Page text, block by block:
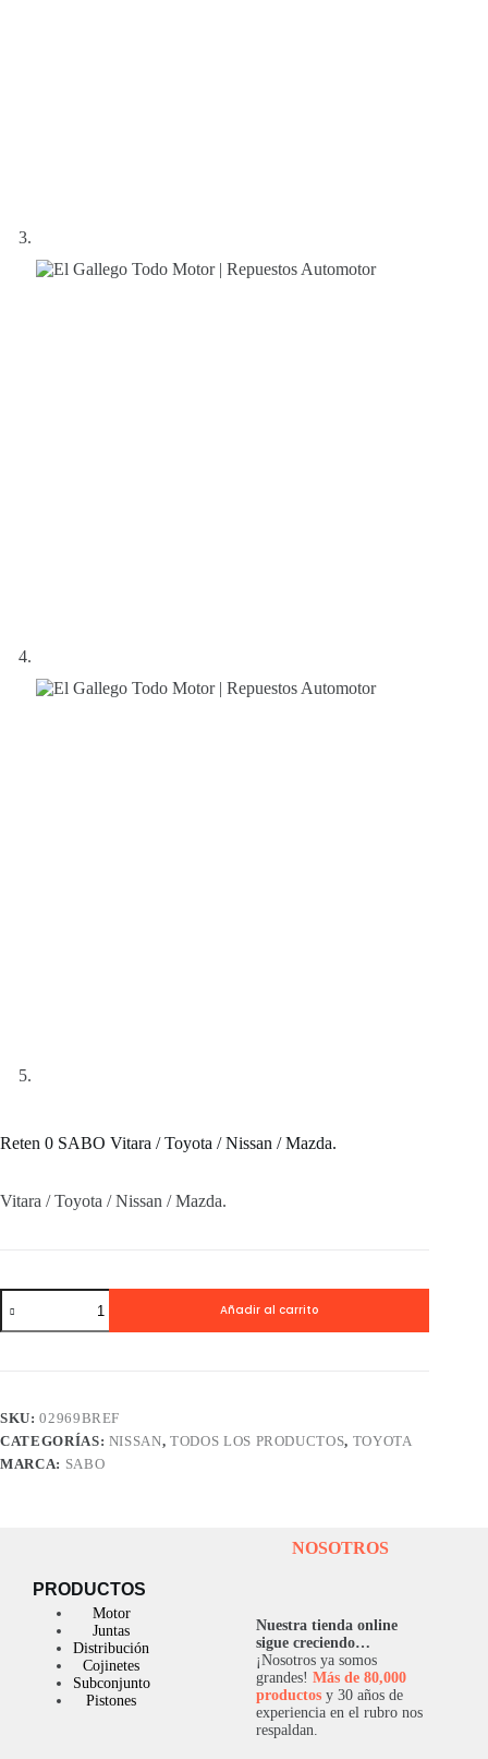
Reten 0 SABO Vitara / Toyota / Nissan / Mazda.
Vitara / Toyota / Nissan / Mazda.
Reten
SABO
Nissan
/
Mazda.
Añadir al carrito
SKU:02969BREF
CATEGORÍAS: NISSAN,TODOS LOS PRODUCTOS, TOYOTA
MARCA: SABO
PRODUCTOS
Motor
Juntas
Distribución
Cojinetes
Subconjunto
Pistones
NOSOTROS
Nuestra tienda online
sigue creciendo…
¡Nosotros ya somos
grandes!Más de 80,000
productos y 30 años de
experiencia en el rubro nos
respaldan.